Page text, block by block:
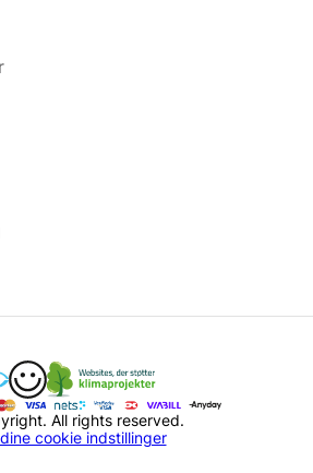
All rights reserved.
cookie indstillinger